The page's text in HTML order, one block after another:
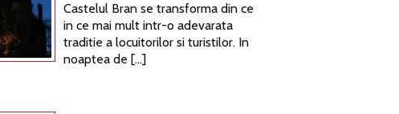
Castelul Bran se transforma din ce
in ce mai mult intr-o adevarata
traditie a locuitorilor si turistilor. In
noaptea de […]